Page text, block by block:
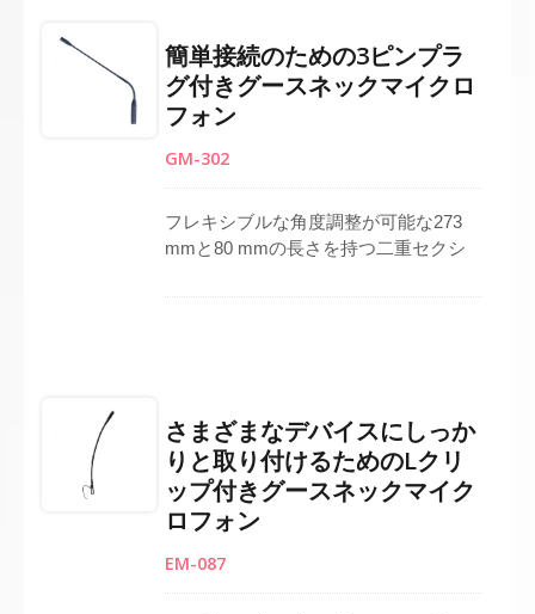
ノイズを最小限に抑えます。 信頼性の
高い品質のために台湾で製造されてお
り、会議システム、演壇、講演台、公
ーションに適しており、会議、プレゼ
ンテーション、PA環境にプロフェッシ
ョナルな音を提供します。
簡単接続のための3ピンプラ
グ付きグースネックマイクロ
フォン
GM-302
フレキシブルな角度調整が可能な273
mmと80 mmの長さを持つ二重セクシ
イクロフォン。内蔵のローカット機能
す。会議システム、演壇、講演台、ま
たはPAセットアップでの使用に適して
おり、会議、プレゼンテーション、専
門的なスピーチ環境で安定した高品質
のパフォーマンスをサポートします。
さまざまなデバイスにしっか
りと取り付けるためのLクリ
ップ付きグースネックマイク
ロフォン
EM-087